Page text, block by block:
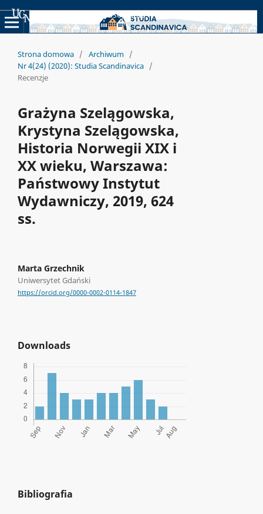
Uniwersyteckie Czasopisma Naukowe
Strona domowa / Archiwum /
Nr 4(24) (2020): Studia Scandinavica /
Recenzje
Grażyna Szelągowska,
Krystyna Szelągowska,
Historia Norwegii XIX i
XX wieku, Warszawa:
Państwowy Instytut
Wydawniczy, 2019, 624
ss.
Marta Grzechnik
Uniwersytet Gdański
https://orcid.org/0000-0002-0114-1847
Downloads
Bibliografia